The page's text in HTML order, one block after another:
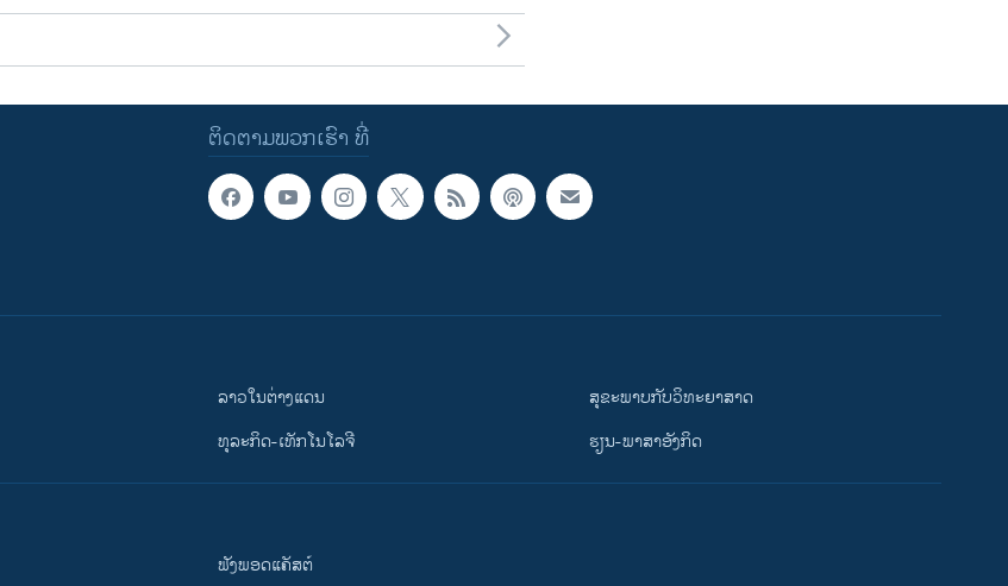
ຕິດຕາມພວກເຮົາ ທີ່
ລາວໃນຕ່າງແດນ
ທຸລະກິດ-ເທັກໂນໂລຈີ
ສຸຂະພາບກັບວິທະຍາສາດ
ຮຽນ-ພາສາອັງກິດ
ຟັງພອດແຄັສຕ໌